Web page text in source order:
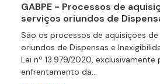
GABPE - Processos de
serviços oriundos de
São os processos de aquisições
oriundos de Dispensas e
Lei nº 13.979/2020, exclusivamente
enfrentamento da...